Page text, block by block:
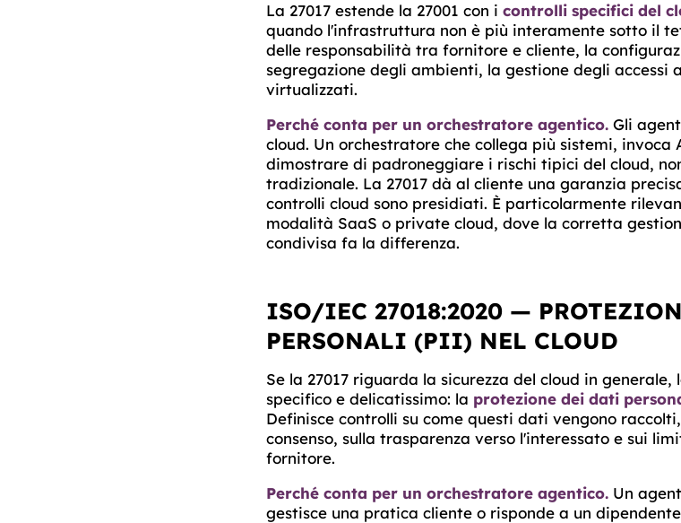
La 27017 estende la 27001 con i controlli specifici del
quando l'infrastruttura non è più interamente sotto il
delle responsabilità tra fornitore e cliente, la
segregazione degli ambienti, la gestione degli
virtualizzati.
Perché conta per un orchestratore agentico. Gli
cloud. Un orchestratore che collega più sistemi, invoca
dimostrare di padroneggiare i rischi tipici del cloud,
tradizionale. La 27017 dà al cliente una garanzia
controlli cloud sono presidiati. È particolarmente
modalità SaaS o private cloud, dove la corretta
condivisa fa la differenza.
ISO/IEC 27018:2020 —
PERSONALI (PII) NEL CLOUD
Se la 27017 riguarda la sicurezza del cloud in
specifico e delicatissimo: la protezione dei dati
Definisce controlli su come questi dati vengono
consenso, sulla trasparenza verso l'interessato e sui
fornitore.
Perché conta per un orchestratore agentico. Un
gestisce una pratica cliente o risponde a un